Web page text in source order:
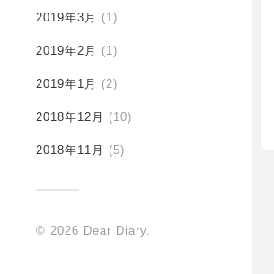
2019年3月 (1)
2019年2月 (1)
2019年1月 (2)
2018年12月 (10)
2018年11月 (5)
© 2026 Dear Diary.